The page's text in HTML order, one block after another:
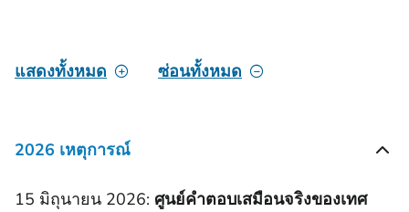
แสดงทั้งหมด ซ่อนทั้งหมด
2026 เหตุการณ์
15 มิถุนายน 2026: ศูนย์คําตอบเสมือนจริงของเทศ